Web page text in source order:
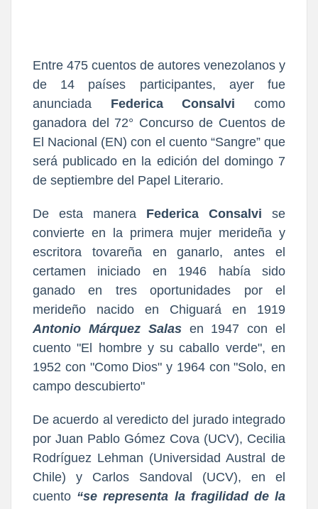
Entre 475 cuentos de autores venezolanos y
de 14 países participantes, ayer fue
anunciada Federica Consalvi como
ganadora del 72° Concurso de Cuentos de
El Nacional (EN) con el cuento “Sangre” que
será publicado en la edición del domingo 7
de septiembre del Papel Literario.
De esta manera Federica Consalvi se
convierte en la primera mujer merideña y
escritora tovareña en ganarlo, antes el
certamen iniciado en 1946 había sido
ganado en tres oportunidades por el
merideño nacido en Chiguará en 1919
Antonio Márquez Salasen 1947 con el
cuento "El hombre y su caballo verde", en
1952 con "Como Dios" y 1964 con "Solo, en
campo descubierto"
De acuerdo al veredicto del jurado integrado
por Juan Pablo Gómez Cova (UCV), Cecilia
Rodríguez Lehman (Universidad Austral de
Chile) y Carlos Sandoval (UCV), en el
cuento “se representa la fragilidad de la